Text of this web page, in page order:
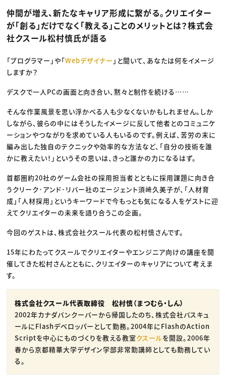
編集・ライティング
マーケティング
ディレクション
業界解説・キャリア事情
お役立ち基礎知識
Webクリエイター
アプリクリエイター
ゲームクリエイター
映像クリエイター
マーケッター
C＆R Magazine
セミナー
ニュース・トレンド
Web
映像
ゲーム・エンタメ
出版
プロフェッショナル×つながる×メディア
仲間が増え、新たなキャリア形成に繋がる。クリエイター
が「創る」だけでなく「教える」ことのメリットとは？株式会
社クスール松村慎氏が語る
「プログラマー」や「Webデザイナー 」と聞いて、あなたは何をイメージ
しますか？
デスクで一人PCの画面と向き合い、黙々と制作を続ける……
そんな作業風景を思い浮かべる人も少なくないかもしれません。しか
しながら、彼らの中にはそうしたイメージに反して他者とのコミュニケ
ーションやつながりを求めている人もいるのです。例えば、苦労の末に
編み出した独自のテクニックや効率的な方法など、「自分の技術を誰
かに教えたい！」というその思いは、きっと誰かの力になるはず。
首都圏約20社のゲーム会社の採用担当者とともに採用課題に向き合
うクリーク･アンド･リバー社のエージェント須﨑久美子が、「人材育
成」「人材採用」というキーワードで今もっとも気になる人をゲストに迎
えてクリエイターの未来を語り合うこの企画。
今回のゲストは、株式会社クスール代表の松村慎さんです。
15年にわたってクスールでクリエイターやエンジニア向けの講座を開
催してきた松村さんとともに、クリエイターのキャリアについて考えま
す。
株式会社クスール代表取締役 松村慎（まつむら・しん）
2002年カナダバンクーバーから帰国したのち、株式会社バスキュ
ールにFlashデベロッパーとして勤務。2004年にFlashのAction
Scriptを中心にものづくりを教える教室クスールを開設。2006年
春から京都精華大学デザイン学部非常勤講師としても勤務してい
る。